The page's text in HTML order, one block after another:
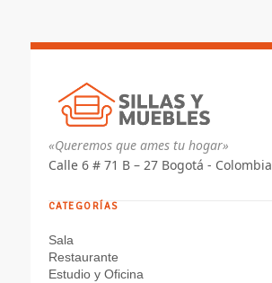
«Queremos que ames tu hogar»
Calle 6 # 71 B – 27 Bogotá - Colombia
CATEGORÍAS
Sala
Restaurante
Estudio y Oficina